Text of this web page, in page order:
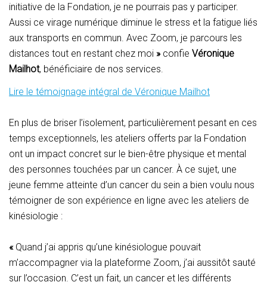
initiative de la Fondation, je ne pourrais pas y participer.
Aussi ce virage numérique diminue le stress et la fatigue liés
aux transports en commun. Avec Zoom, je parcours les
distances tout en restant chez moi »confie Véronique
Mailhot, bénéficiaire de nos services.
Lire le témoignage intégral de Véronique Mailhot
En plus de briser l’isolement, particulièrement pesant en ces
temps exceptionnels, les ateliers offerts par la Fondation
ont un impact concret sur le bien-être physique et mental
des personnes touchées par un cancer. À ce sujet, une
jeune femme atteinte d’un cancer du sein a bien voulu nous
témoigner de son expérience en ligne avec les ateliers de
kinésiologie :
«Quand j’ai appris qu’une kinésiologue pouvait
m’accompagner via la plateforme Zoom, j’ai aussitôt sauté
sur l’occasion. C’est un fait, un cancer et les différents